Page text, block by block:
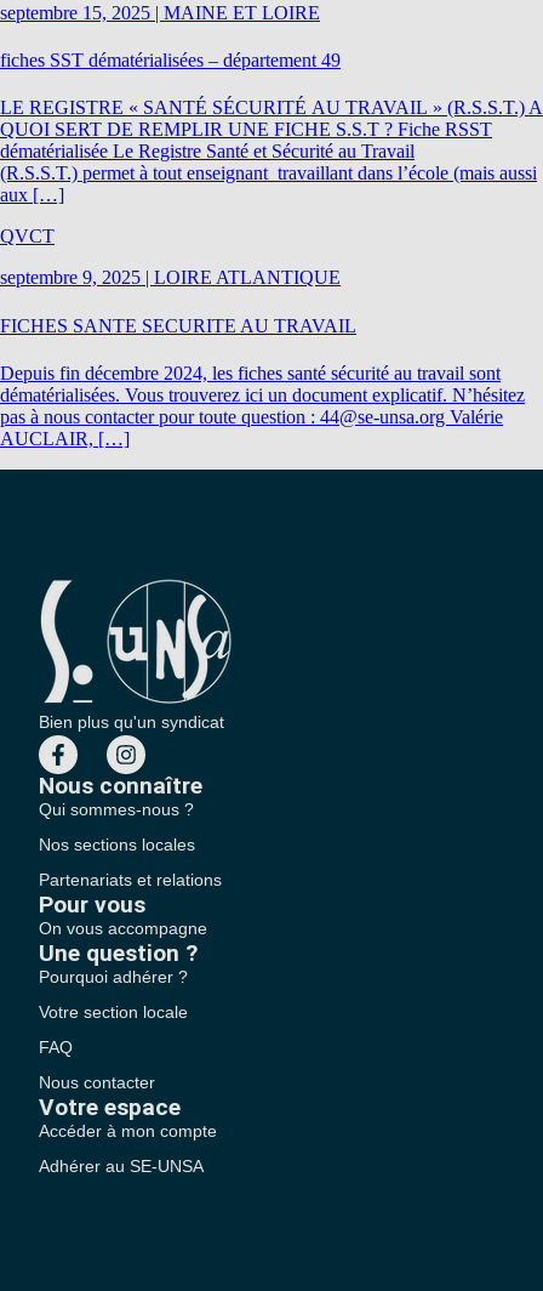
septembre 15, 2025 | MAINE ET LOIRE
fiches SST dématérialisées – département 49
LE REGISTRE « SANTÉ SÉCURITÉ AU TRAVAIL » (R.S.S.T.) A
QUOI SERT DE REMPLIR UNE FICHE S.S.T ? Fiche RSST
dématérialisée Le Registre Santé et Sécurité au Travail
(R.S.S.T.) permet à tout enseignant travaillant dans l’école (mais aussi
aux […]
QVCT
septembre 9, 2025 | LOIRE ATLANTIQUE
FICHES SANTE SECURITE AU TRAVAIL
Depuis fin décembre 2024, les fiches santé sécurité au travail sont
dématérialisées. Vous trouverez ici un document explicatif. N’hésitez
pas à nous contacter pour toute question : 44@se-unsa.org Valérie
AUCLAIR, […]
Bien plus qu'un syndicat
Nous connaître
Qui sommes-nous ?
Nos sections locales
Partenariats et relations
Pour vous
On vous accompagne
Une question ?
Pourquoi adhérer ?
Votre section locale
FAQ
Nous contacter
Votre espace
Accéder à mon compte
Adhérer au SE-UNSA